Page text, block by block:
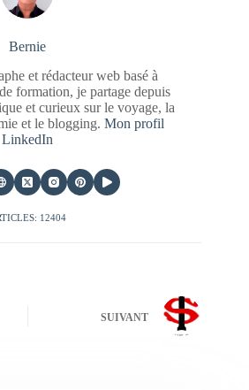
Bernie
et rédacteur web basé à
formation, je partage depuis
et curieux sur le voyage, la
et le blogging. Mon profil
LinkedIn
12404
SUIVANT